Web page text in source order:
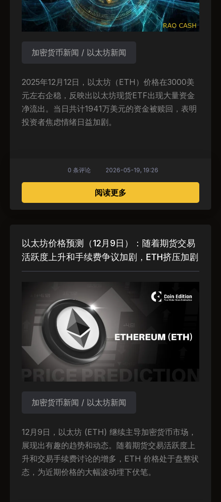
加密货币新闻 / 以太坊新闻
2025年12月12日，以太坊（ETH）价格在3000美
元左右企稳，反映出以太坊现货ETF出现大量资金
净流出。当日共计1941万美元的资金被赎回，表明
投资者焦虑情绪日益加剧。
阅读更多关于 以太坊价格停滞在
0 条评论 2026-05-19, 19:26
以太坊价格预测（12月9日）：随着期货交易
活跃度上升和手续费争议加剧，ETH挤压加剧
加密货币新闻 / 以太坊新闻
12月9日，以太坊 (ETH) 继续主导加密货币市场，
展现出有趣的趋势和动态。随着期货交易活跃度上
升和交易手续费讨论的增多，ETH 价格处于盘整状
态，为近期价格的大幅波动埋下伏笔。